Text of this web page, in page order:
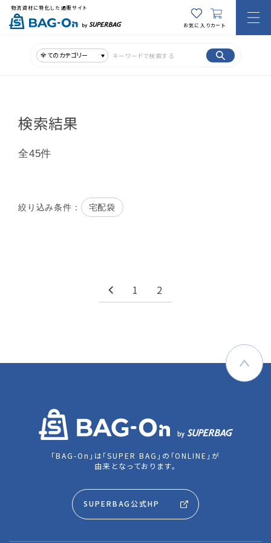
物流資材に特化した通販サイト
お気に入りカート
全てのカテゴリー
検索結果
全45件
絞り込み条件： 宅配袋
1 2
「BAG-On」は「SUPER BAG」の「ONLINE」が
由来となっております。
SUPERBAG公式HP